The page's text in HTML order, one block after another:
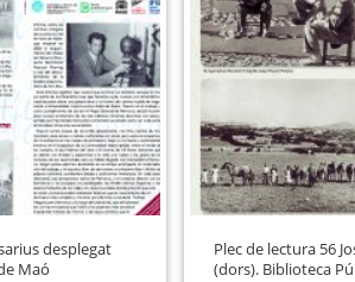
desplegat
Maó
Plec de lectura 56
(dors). Biblioteca